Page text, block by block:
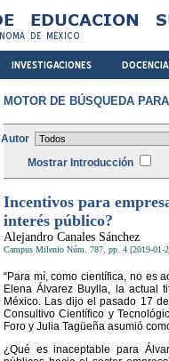
MOTOR DE BÚSQUEDA
Autor
Mostrar Introducción
Incentivos para
interés público?
Alejandro Canales Sánchez
Campus Milenio Núm. 787, pp. 4 [2019-01-
“Para mí, como científica, no es
Elena Álvarez Buylla, la actual
México. Las dijo el pasado 17
Consultivo Científico y
Foro y Julia Tagüeña asumió
¿Qué es inaceptable para